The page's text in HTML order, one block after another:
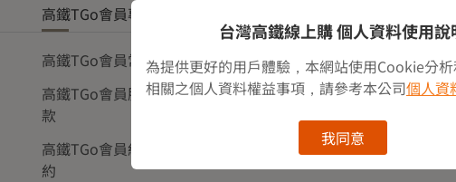
高鐵TGo會員專區
高鐵TGo會員常見問題
高鐵TGo會員服務使用條
款
高鐵TGo會員紅利點數規
約
成為供應商
網站公告
台灣高鐵線上購 個人資料使用說
為提供更好的用戶體驗，本網站使用Cookie分析
相關之個人資料權益事項，請參考本公司個人資
我同意